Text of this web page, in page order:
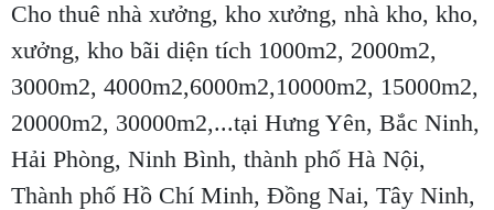
Cho thuê nhà xưởng, kho xưởng, nhà kho, kho,
xưởng, kho bãi diện tích 1000m2, 2000m2,
3000m2, 4000m2,6000m2,10000m2, 15000m2,
20000m2, 30000m2,...tại Hưng Yên, Bắc Ninh,
Hải Phòng, Ninh Bình, thành phố Hà Nội,
Thành phố Hồ Chí Minh, Đồng Nai, Tây Ninh,